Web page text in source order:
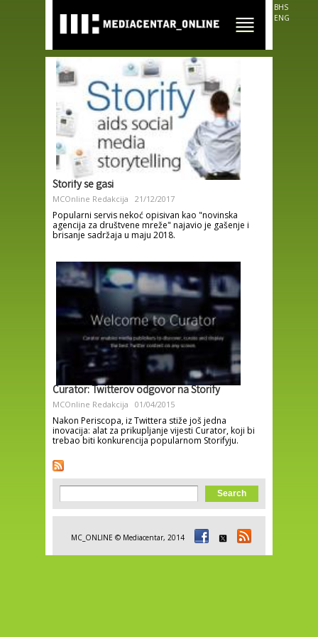
main
content
BHS
ENG
Storify se gasi
MCOnline Redakcija 21/12/2017
Popularni servis nekoć opisivan kao "novinska
agencija za društvene mreže" najavio je gašenje i
brisanje sadržaja u maju 2018.
Curator: Twitterov odgovor na Storify
MCOnline Redakcija 01/04/2015
Nakon Periscopa, iz Twittera stiže još jedna
inovacija: alat za prikupljanje vijesti Curator, koji bi
trebao biti konkurencija popularnom Storifyju.
Search form
Search
MC_ONLINE © Mediacentar, 2014